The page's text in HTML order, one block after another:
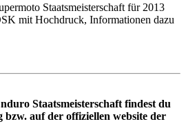
Staatsmeisterschaft für 2013
mit Hochdruck, Informationen dazu
Staatsmeisterschaft findest du
bzw. auf der offiziellen website der